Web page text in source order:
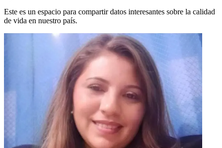
Este es un espacio para compartir datos interesantes sobre la calidad
de vida en nuestro país.